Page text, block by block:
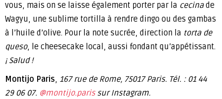
vous, mais on se laisse également porter par la cecinade
Wagyu, une sublime tortilla à rendre dingo ou des gambas
à l’huile d’olive. Pour la note sucrée, direction la torta de
queso, le cheesecake local, aussi fondant qu’appétissant.
¡ Salud !
Montijo Paris, 167 rue de Rome, 75017 Paris. Tél. : 01 44
29 06 07. @montijo.parissur Instagram.